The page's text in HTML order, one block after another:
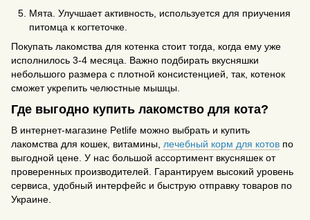
Мята. Улучшает активность, используется для приучения
питомца к когтеточке.
Покупать лакомства для котенка стоит тогда, когда ему уже
исполнилось 3-4 месяца. Важно подбирать вкусняшки
небольшого размера с плотной консистенцией, так, котенок
сможет укрепить челюстные мышцы.
Где выгодно купить лакомство для кота?
В интернет-магазине Petlife можно выбрать и купить
лакомства для кошек, витамины, лечебный корм для котов по
выгодной цене. У нас большой ассортимент вкусняшек от
проверенных производителей. Гарантируем высокий уровень
сервиса, удобный интерфейс и быструю отправку товаров по
Украине.